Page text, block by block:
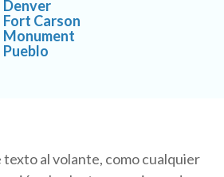
Denver
Fort Carson
Monument
Pueblo
texto al volante, como cualquier